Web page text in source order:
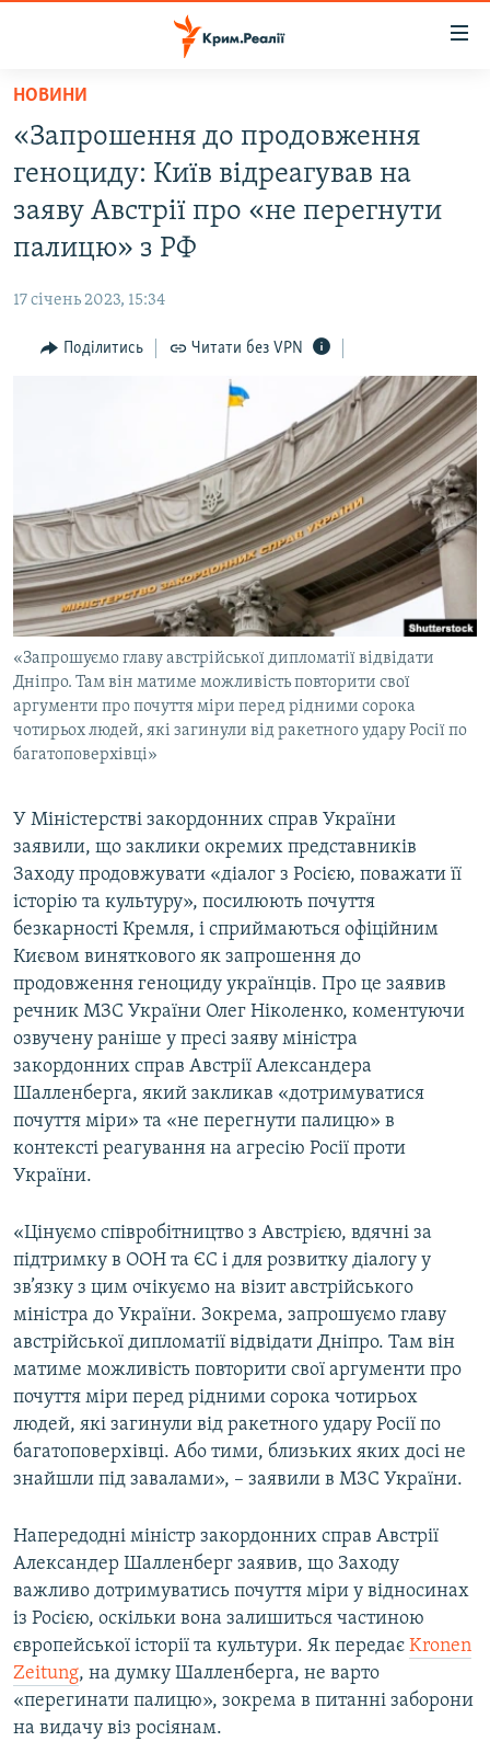
Перейти
основного
матеріалу
до
основної
Перейти
пошуку
ВОДА.КРИМ
ВІДЕО ТА ФОТО
ІНТЕРВ'Ю
ВІДЕОУРОКИ «ELIFBE»
СВІДЧЕННЯ ОКУПАЦІЇ
УКРАЇНСЬКА ПРОБЛЕМА КРИМУ
ІНФОГРАФІКА
ЯК ОБІЙТИ БЛОКУВАННЯ
Русский
Qırımtatar
ДОЛУЧАЙСЯ!
Усі сайти RFE/RL
НОВИНИ
«Запрошення до продовження
геноциду: Київ відреагував на
заяву Австрії про «не перегнути
палицю» з РФ
17 січень 2023, 15:34
Поділитись Читати без VPN
«Запрошуємо главу австрійської дипломатії відвідати
Дніпро. Там він матиме можливість повторити свої
аргументи про почуття міри перед рідними сорока
чотирьох людей, які загинули від ракетного удару Росії по
багатоповерхівці»
У Міністерстві закордонних справ України
заявили, що заклики окремих представників
Заходу продовжувати «діалог з Росією, поважати її
історію та культуру», посилюють почуття
безкарності Кремля, і сприймаються офіційним
Києвом виняткового як запрошення до
продовження геноциду українців. Про це заявив
речник МЗС України Олег Ніколенко, коментуючи
озвучену раніше у пресі заяву міністра
закордонних справ Австрії Александера
Шалленберга, який закликав «дотримуватися
почуття міри» та «не перегнути палицю» в
контексті реагування на агресію Росії проти
України.
«Цінуємо співробітництво з Австрією, вдячні за
підтримку в ООН та ЄС і для розвитку діалогу у
зв’язку з цим очікуємо на візит австрійського
міністра до України. Зокрема, запрошуємо главу
австрійської дипломатії відвідати Дніпро. Там він
матиме можливість повторити свої аргументи про
почуття міри перед рідними сорока чотирьох
людей, які загинули від ракетного удару Росії по
багатоповерхівці. Або тими, близьких яких досі не
знайшли під завалами», – заявили в МЗС України.
Напередодні міністр закордонних справ Австрії
Александер Шалленберг заявив, що Заходу
важливо дотримуватись почуття міри у відносинах
із Росією, оскільки вона залишиться частиною
європейської історії та культури. Як передає Kronen
Zeitung, на думку Шалленберга, не варто
«перегинати палицю», зокрема в питанні заборони
на видачу віз росіянам.